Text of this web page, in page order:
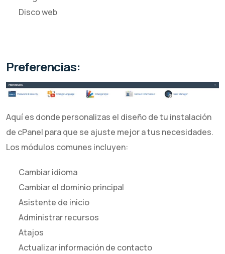
Disco web
Preferencias:
Aquí es donde personalizas el diseño de tu instalación
de cPanel para que se ajuste mejor a tus necesidades.
Los módulos comunes incluyen:
Cambiar idioma
Cambiar el dominio principal
Asistente de inicio
Administrar recursos
Atajos
Actualizar información de contacto